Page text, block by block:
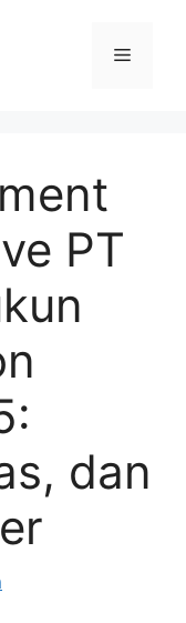
Menu
PT
dan